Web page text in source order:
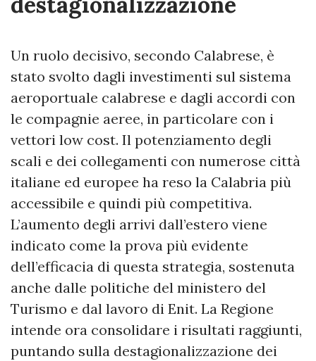
Un ruolo decisivo, secondo Calabrese, è
stato svolto dagli investimenti sul sistema
aeroportuale calabrese e dagli accordi con
le compagnie aeree, in particolare con i
vettori low cost. Il potenziamento degli
scali e dei collegamenti con numerose città
italiane ed europee ha reso la Calabria più
accessibile e quindi più competitiva.
L’aumento degli arrivi dall’estero viene
indicato come la prova più evidente
dell’efficacia di questa strategia, sostenuta
anche dalle politiche del ministero del
Turismo e dal lavoro di Enit. La Regione
intende ora consolidare i risultati raggiunti,
puntando sulla destagionalizzazione dei